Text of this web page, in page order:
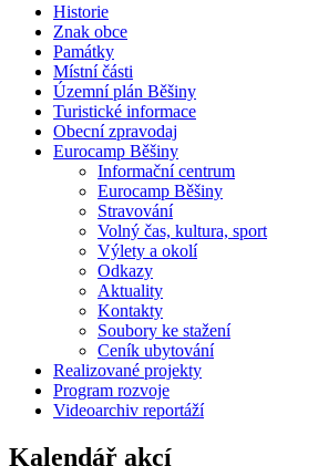
Historie
Znak obce
Památky
Místní části
Územní plán Běšiny
Turistické informace
Obecní zpravodaj
Eurocamp Běšiny
Informační centrum
Eurocamp Běšiny
Stravování
Volný čas, kultura, sport
Výlety a okolí
Odkazy
Aktuality
Kontakty
Soubory ke stažení
Ceník ubytování
Realizované projekty
Program rozvoje
Videoarchiv reportáží
Kalendář akcí